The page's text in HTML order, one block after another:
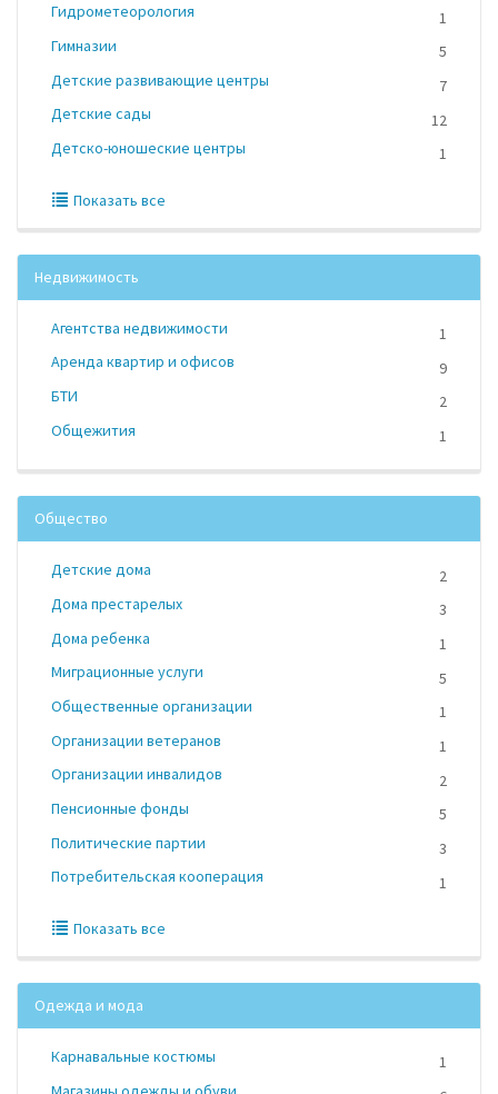
Гидрометеорология
1
Гимназии
5
Детские развивающие центры
7
Детские сады
12
Детско-юношеские центры
1
Показать все
Недвижимость
Агентства недвижимости
1
Аренда квартир и офисов
9
БТИ
2
Общежития
1
Общество
Детские дома
2
Дома престарелых
3
Дома ребенка
1
Миграционные услуги
5
Общественные организации
1
Организации ветеранов
1
Организации инвалидов
2
Пенсионные фонды
5
Политические партии
3
Потребительская кооперация
1
Показать все
Одежда и мода
Карнавальные костюмы
1